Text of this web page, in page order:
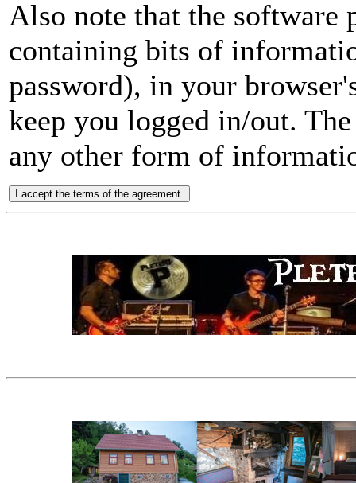
Also note that the software
containing bits of
password), in your
keep you logged in/out.
any other form of